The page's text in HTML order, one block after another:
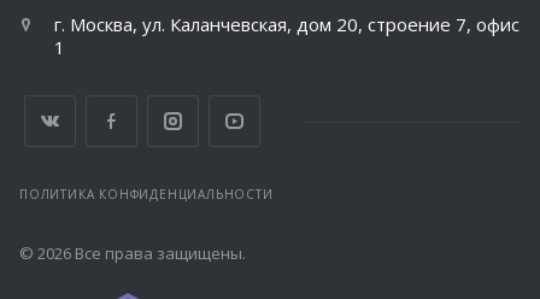
г. Москва, ул. Каланчевская, дом 20, строение 7, офис
1
ПОЛИТИКА КОНФИДЕНЦИАЛЬНОСТИ
© 2026 Все права защищены.